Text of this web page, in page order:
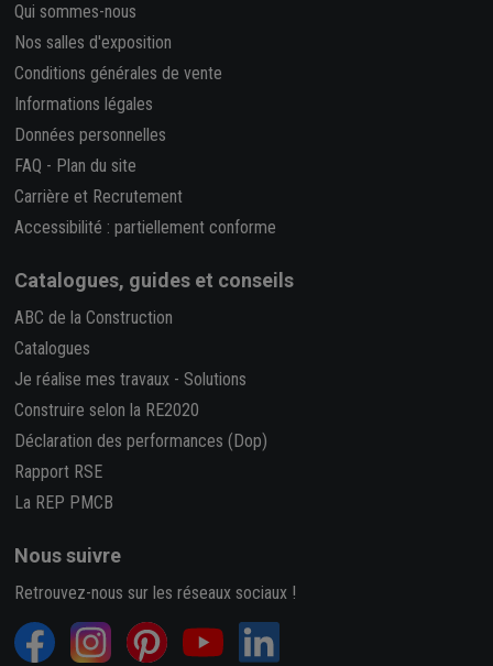
Qui sommes-nous
Nos salles d'exposition
Conditions générales de vente
Informations légales
Données personnelles
FAQ - Plan du site
Carrière et Recrutement
Accessibilité : partiellement conforme
Catalogues, guides et conseils
ABC de la Construction
Catalogues
Je réalise mes travaux - Solutions
Construire selon la RE2020
Déclaration des performances (Dop)
Rapport RSE
La REP PMCB
Nous suivre
Retrouvez-nous sur les réseaux sociaux !